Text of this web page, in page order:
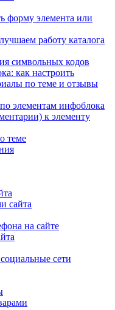
форму элемента или
работу каталога
символьных кодов
как настроить
по теме и отзывы
элементам инфоблока
к элементу
теме
сайта
на сайте
сети